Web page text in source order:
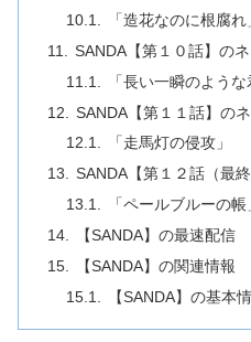
「造花なのに根腐れ
SANDA【第１０話】の
「長い一瞬のような
SANDA【第１１話】の
「走馬灯の侵攻」
SANDA【第１２話（最
「ペールブルーの帳
【SANDA】の最速配信
【SANDA】の関連情報
【SANDA】の基本